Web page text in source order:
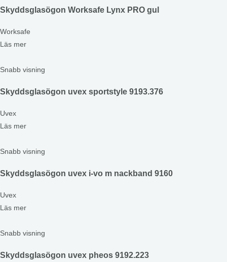
Skyddsglasögon Worksafe Lynx PRO gul
Worksafe
Läs mer
Snabb visning
Skyddsglasögon uvex sportstyle 9193.376
Uvex
Läs mer
Snabb visning
Skyddsglasögon uvex i-vo m nackband 9160
Uvex
Läs mer
Snabb visning
Skyddsglasögon uvex pheos 9192.223